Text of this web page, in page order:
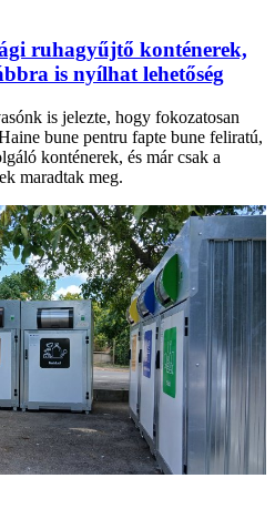
ruhagyűjtő konténerek,
is nyílhat lehetőség
is jelezte, hogy fokozatosan
bune pentru fapte bune feliratú,
konténerek, és már csak a
maradtak meg.